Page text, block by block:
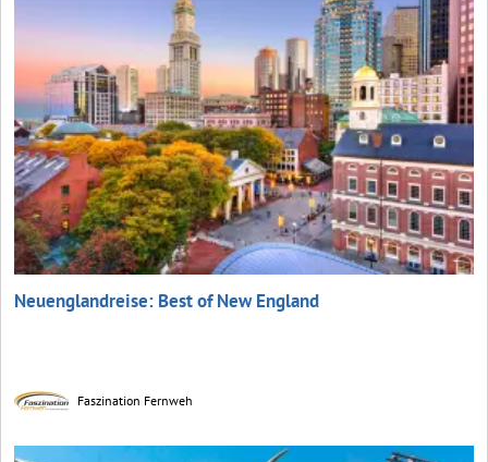
Neuenglandreise: Best of New England
Faszination Fernweh